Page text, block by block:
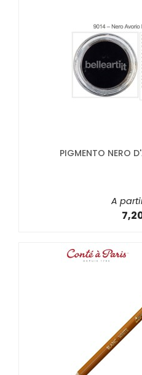
PIGMENTO NERO
A